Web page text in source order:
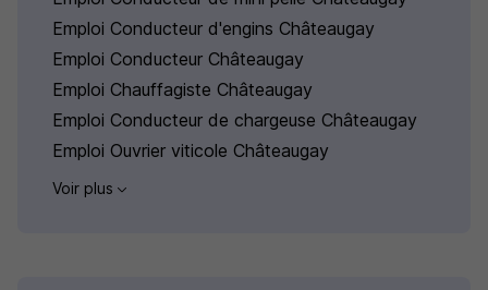
Emploi Conducteur d'engins Châteaugay
Emploi Conducteur Châteaugay
Emploi Chauffagiste Châteaugay
Emploi Conducteur de chargeuse Châteaugay
Emploi Ouvrier viticole Châteaugay
Voir plus